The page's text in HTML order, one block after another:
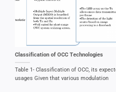
Classification of OCC Technologies
Table 1- Classification of OCC, its
usages Given that various modulation